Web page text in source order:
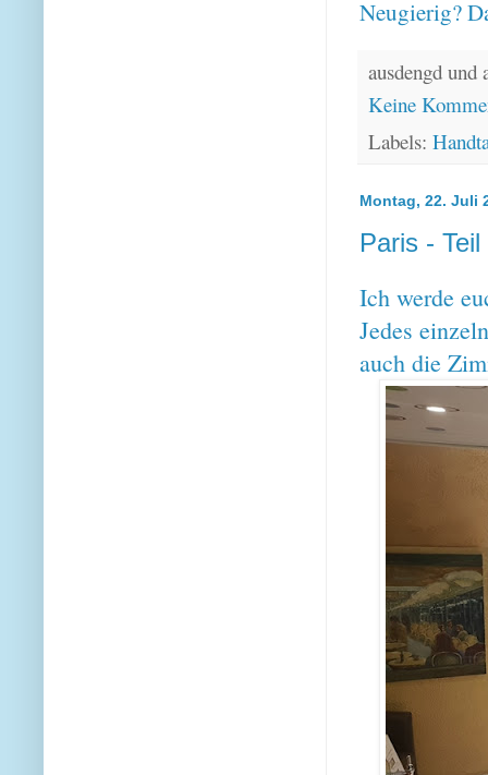
Neugierig?
ausdengd
Keine
Labels:
Montag, 22. Juli
Paris -
Ich werde
Jedes
auch die